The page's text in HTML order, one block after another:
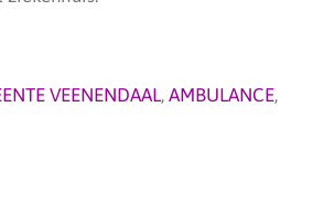
VEENENDAAL, AMBULANCE,